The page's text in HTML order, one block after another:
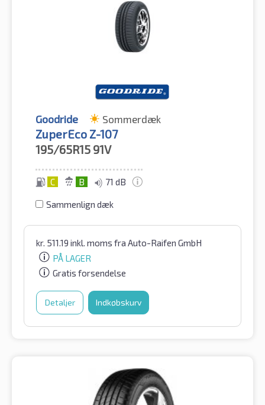
Goodride Sommerdæk
ZuperEco Z-107
195/65R15 91V
C B 71 dB
Sammenlign dæk
kr. 511.19 inkl. moms fra Auto-Raifen GmbH
PÅ LAGER
Gratis forsendelse
Detaljer Indkøbskurv